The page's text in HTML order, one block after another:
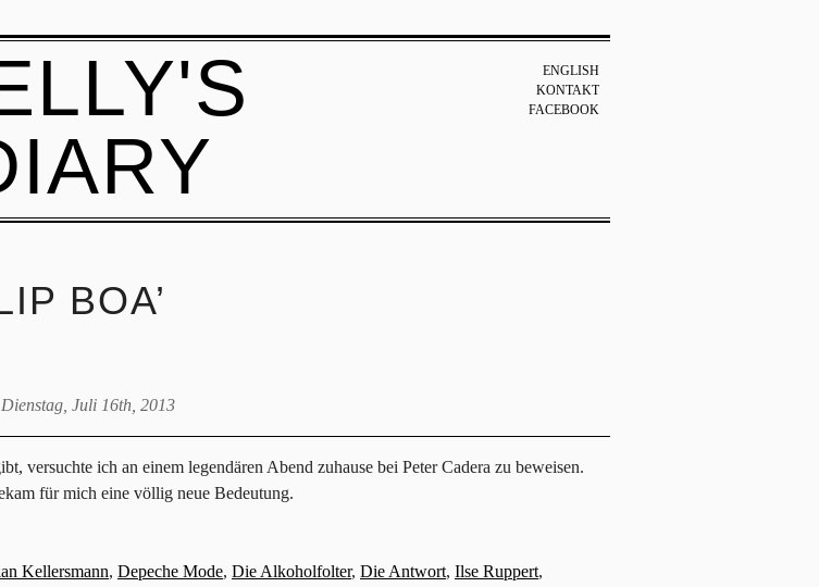
ENGLISH
KONTAKT
FACEBOOK
BOA’
Dienstag, Juli 16th, 2013
versuchte ich an einem legendären Abend zuhause bei Peter Cadera zu beweisen.
für mich eine völlig neue Bedeutung.
Kellersmann, Depeche Mode, Die Alkoholfolter, Die Antwort, Ilse Ruppert,